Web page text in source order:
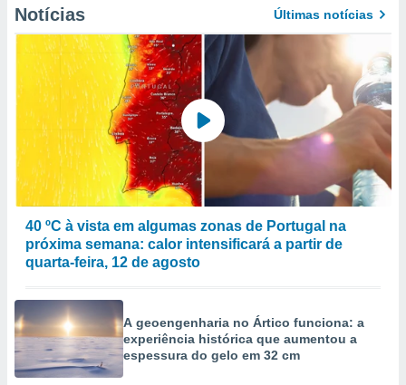
Notícias Últimas notícias
40 ºC à vista em algumas zonas de Portugal na
próxima semana: calor intensificará a partir de
quarta-feira, 12 de agosto
A geoengenharia no Ártico funciona: a
experiência histórica que aumentou a
espessura do gelo em 32 cm